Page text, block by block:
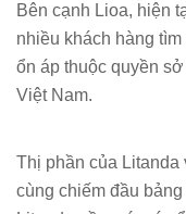
Bên cạnh Lioa, hiện
nhiều khách hàng
ổn áp thuộc quyền
Việt Nam.
Thị phần của
cùng chiếm đầu